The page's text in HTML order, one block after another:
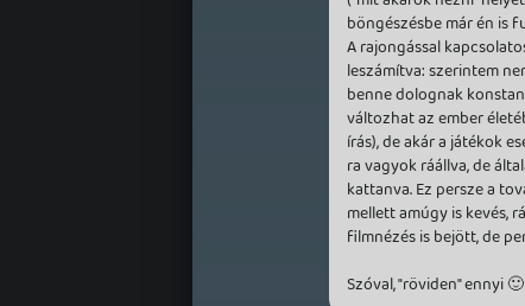
böngészésbe már én is
A rajongással
leszámítva: szerintem
benne dolognak
változhat az ember
írás), de akár a játékok
ra vagyok ráállva, de
kattanva. Ez persze a
mellett amúgy is kevés,
filmnézés is bejött, de
Szóval, "röviden" ennyi 🙂